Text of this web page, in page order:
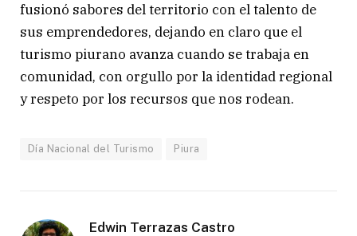
fusionó sabores del territorio con el talento de
sus emprendedores, dejando en claro que el
turismo piurano avanza cuando se trabaja en
comunidad, con orgullo por la identidad regional
y respeto por los recursos que nos rodean.
Día Nacional del Turismo Piura
Edwin Terrazas Castro